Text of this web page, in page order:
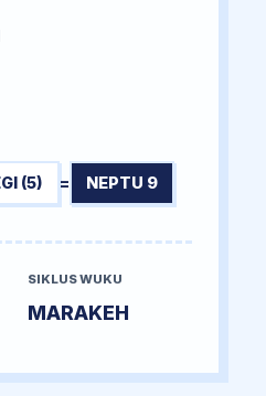
(5) = NEPTU 9
SIKLUS WUKU
MARAKEH